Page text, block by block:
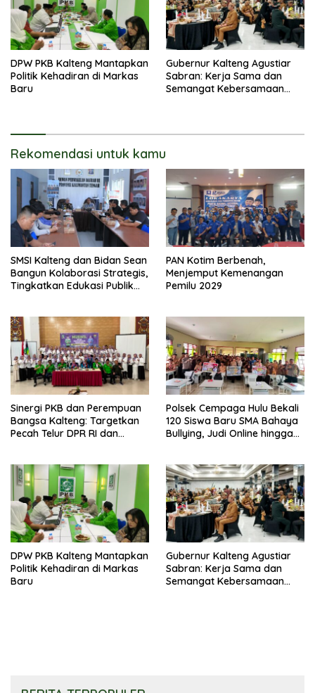
DPW PKB Kalteng Mantapkan
Politik Kehadiran di Markas
Baru
Gubernur Kalteng Agustiar
Sabran: Kerja Sama dan
Semangat Kebersamaan
Rekomendasi untuk kamu
SMSI Kalteng dan Bidan Sean
Bangun Kolaborasi Strategis,
Tingkatkan Edukasi Publik
PAN Kotim Berbenah,
Menjemput Kemenangan
Pemilu 2029
Sinergi PKB dan Perempuan
Bangsa Kalteng: Targetkan
Pecah Telur DPR RI dan
Polsek Cempaga Hulu Bekali
120 Siswa Baru SMA Bahaya
Bullying, Judi Online hingga
DPW PKB Kalteng Mantapkan
Politik Kehadiran di Markas
Baru
Gubernur Kalteng Agustiar
Sabran: Kerja Sama dan
Semangat Kebersamaan